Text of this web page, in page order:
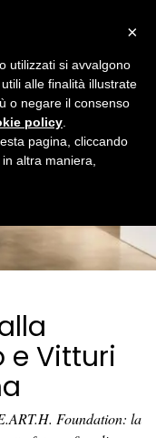
e Vitturi
Foundation: la
×
utilizzati si avvalgono
alle finalità illustrate
o negare il consenso
policy
pagina, cliccando
altra maniera,